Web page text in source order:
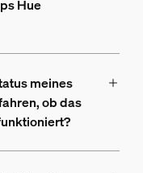
Hue
meines
ob das